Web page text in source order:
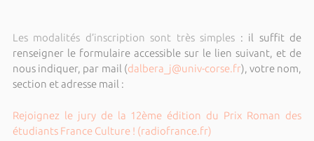
Les modalités d’inscription sont très simples : il suffit de
renseigner le formulaire accessible sur le lien suivant, et de
nous indiquer, par mail (dalbera_j@univ-corse.fr), votre nom,
section et adresse mail :
Rejoignez le jury de la 12ème édition du Prix Roman des
étudiants France Culture ! (radiofrance.fr)